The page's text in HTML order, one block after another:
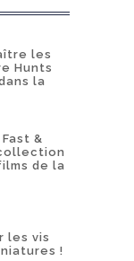
les
Hunts
la
&
de la
les vis
!